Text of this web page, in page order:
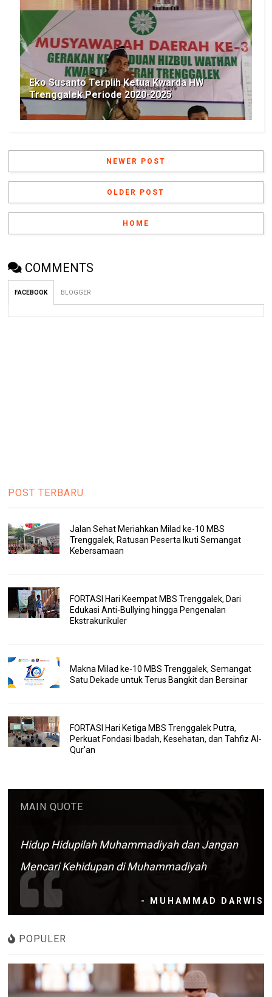
Eko Susanto Terplih Ketua Kwarda HW
Trenggalek Periode 2020-2025
NEWER POST
OLDER POST
HOME
COMMENTS
FACEBOOK BLOGGER
POST TERBARU
Jalan Sehat Meriahkan Milad ke-10 MBS
Trenggalek, Ratusan Peserta Ikuti Semangat
Kebersamaan
FORTASI Hari Keempat MBS Trenggalek, Dari
Edukasi Anti-Bullying hingga Pengenalan
Ekstrakurikuler
Makna Milad ke-10 MBS Trenggalek, Semangat
Satu Dekade untuk Terus Bangkit dan Bersinar
FORTASI Hari Ketiga MBS Trenggalek Putra,
Perkuat Fondasi Ibadah, Kesehatan, dan Tahfiz Al-
Qur'an
MAIN QUOTE
Hidup Hidupilah Muhammadiyah dan Jangan
Mencari Kehidupan di Muhammadiyah
- MUHAMMAD DARWIS
POPULER